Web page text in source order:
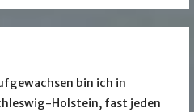
bin ich in
Holstein, fast jeden